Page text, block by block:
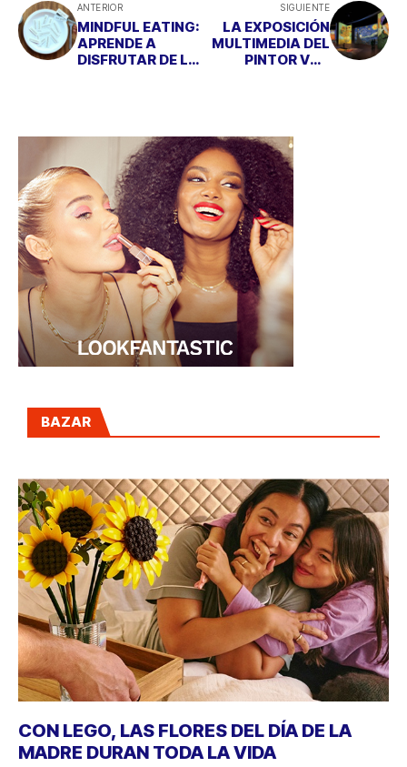
ANTERIOR
MINDFUL EATING:
APRENDE A
DISFRUTAR DE LA
SIGUIENTE
LA EXPOSICIÓN
MULTIMEDIA DEL
PINTOR VAN
BAZAR
CON LEGO, LAS FLORES DEL DÍA DE LA
MADRE DURAN TODA LA VIDA